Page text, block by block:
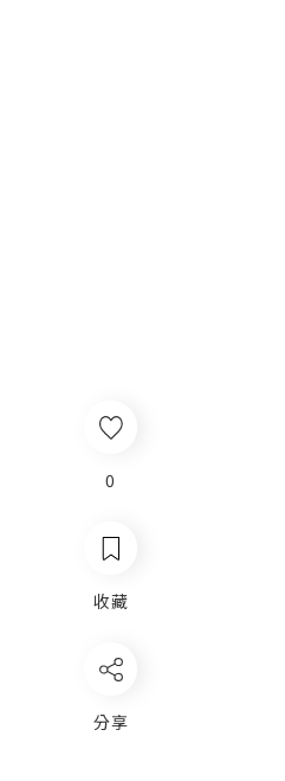
0
收藏
分享